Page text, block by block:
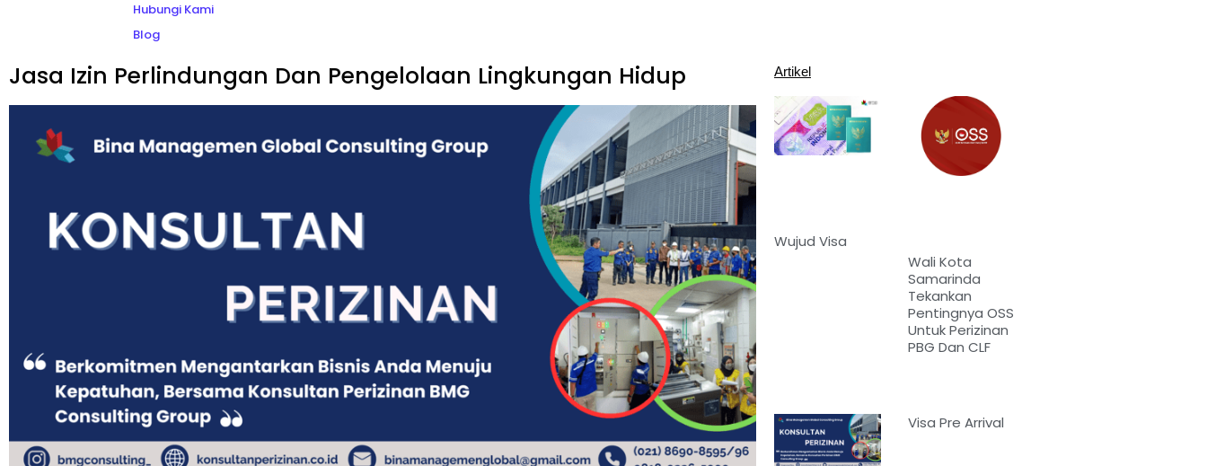
Hubungi Kami
Blog
Jasa Izin Perlindungan Dan Pengelolaan Lingkungan Hidup Artikel
Wujud Visa
Wali Kota
Samarinda
Tekankan
Pentingnya OSS
Untuk Perizinan
PBG Dan CLF
Visa Pre Arrival